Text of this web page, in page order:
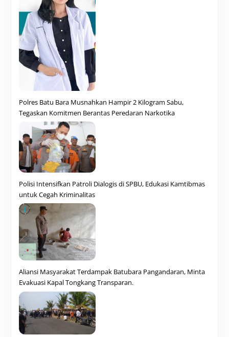
Polres Batu Bara Musnahkan Hampir 2 Kilogram Sabu,
Tegaskan Komitmen Berantas Peredaran Narkotika
Polisi Intensifkan Patroli Dialogis di SPBU, Edukasi Kamtibmas
untuk Cegah Kriminalitas
Aliansi Masyarakat Terdampak Batubara Pangandaran, Minta
Evakuasi Kapal Tongkang Transparan.